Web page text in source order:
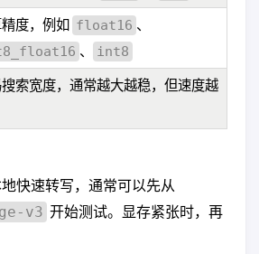
度，例如 float16 、
、 int8
索宽度，通常越大越稳，但速度越
快速转写，通常可以先从
v3 开始测试。显存紧张时，再